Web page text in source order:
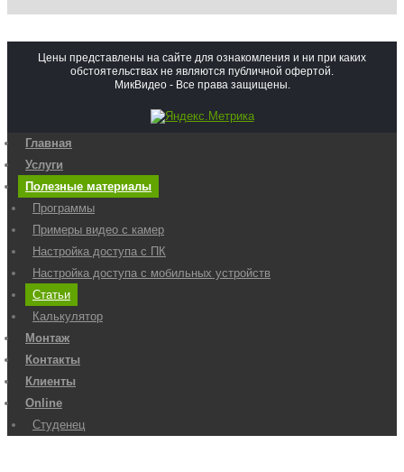
Цены представлены на сайте для ознакомления и ни при каких
обстоятельствах не являются публичной офертой.
МикВидео - Все права защищены.
Главная
Услуги
Полезные материалы
Программы
Примеры видео с камер
Настройка доступа с ПК
Настройка доступа с мобильных устройств
Статьи
Калькулятор
Монтаж
Контакты
Клиенты
Online
Студенец